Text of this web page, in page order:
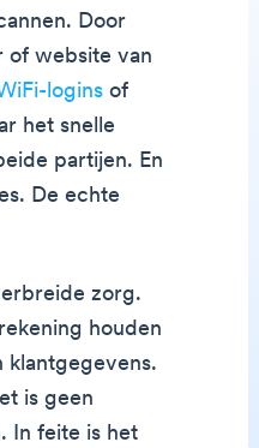
Door
of website van
logins of
het snelle
partijen. En
De echte
zorg.
houden
klantgegevens.
is geen
In feite is het